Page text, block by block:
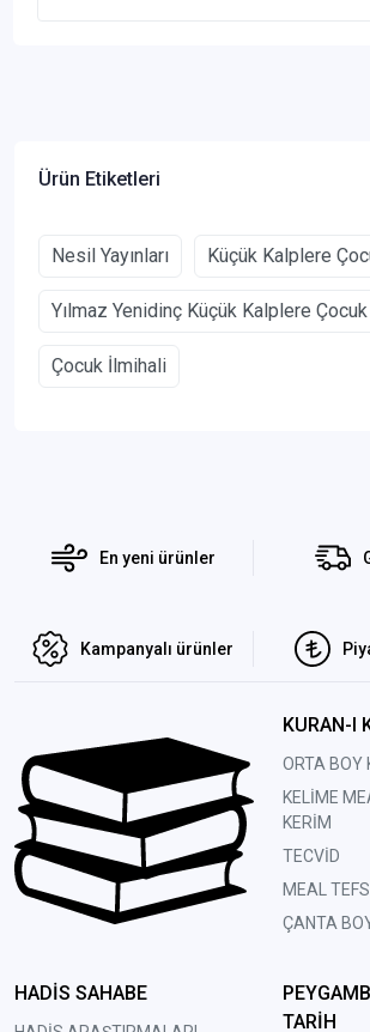
Ürün Etiketleri
Nesil Yayınları Küçük Kalplere
Yılmaz Yenidinç Küçük Kalplere
Çocuk İlmihali
En yeni ürünler
Kampanyalı ürünler
KURAN-I
ORTA BOY
KELİME
KERİM
TECVİD
MEAL
ÇANTA
HADİS SAHABE
TARİH